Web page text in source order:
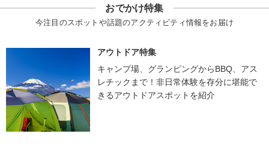
おでかけ特集
今注目のスポットや話題のアクティビティ情報をお届け
アウトドア特集
キャンプ場、グランピングからBBQ、アス
レチックまで！非日常体験を存分に堪能で
きるアウトドアスポットを紹介